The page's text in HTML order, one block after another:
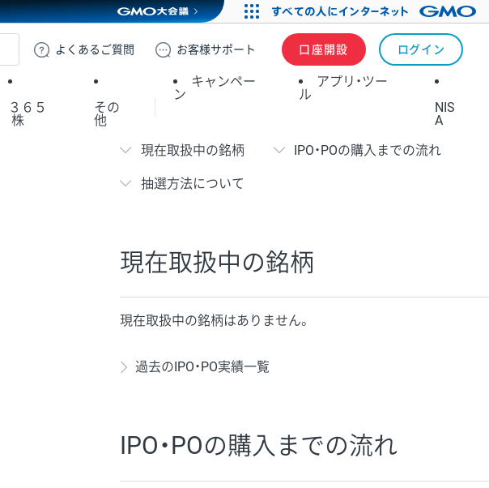
GMOクリック証券
よくある ご質問 お客様サポート 口座開設 ログイン
３６５
株
その
他
キャンペー
ン
アプリ・ツー
ル
NIS
A
現在取扱中の銘柄 IPO・POの購入までの流れ
抽選方法について
現在取扱中の銘柄
現在取扱中の銘柄はありません。
過去のIPO・PO実績一覧
IPO・POの購入までの流れ